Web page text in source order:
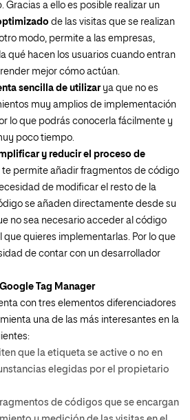
Gracias a ello es posible realizar un
de las visitas que se realizan
modo, permite a las empresas,
qué hacen los usuarios cuando entran
mejor cómo actúan.
sencilla de utilizarya que no es
muy amplios de implementación
lo que podrás conocerla fácilmente y
poco tiempo.
y reducir el proceso de
te permite añadir fragmentos de código
de modificar el resto de la
se añaden directamente desde su
no sea necesario acceder al código
que quieres implementarlas. Por lo que
de contar con un desarrollador
Tag Manager
con tres elementos diferenciadores
una de las más interesantes en la
que la etiqueta se active o no en
elegidas por el propietario
de códigos que se encargan